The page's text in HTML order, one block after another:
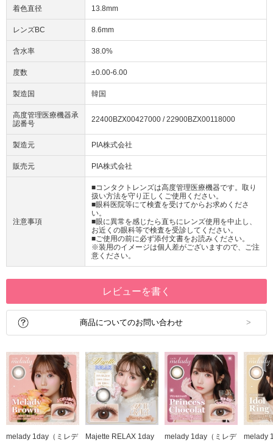
着色直径 13.8mm
レンズBC 8.6mm
含水率 38.0%
度数 ±0.00-6.00
製造国 韓国
高度管理医療機器承
認番号
22400BZX00427000 / 22900BZX00118000
製造元 PIA株式会社
販売元 PIA株式会社
注意事項
■コンタクトレンズは高度管理医療機器です。取り
扱い方法を守り正しくご使用ください。
■眼科医院等にて検査を受けてからお求めくださ
い。
■眼に異常を感じたら直ちにレンズ使用を中止し、
お近くの眼科等で検査を受診してください。
■ご使用の前に必ず添付文書をお読みください。
※装用のイメージは個人差がございますので、ご注
意ください。
レビューを書く
商品についてのお問い合わせ
melady 1day（ミレデ
Majette RELAX 1day
melady 1day（ミレデ
melady